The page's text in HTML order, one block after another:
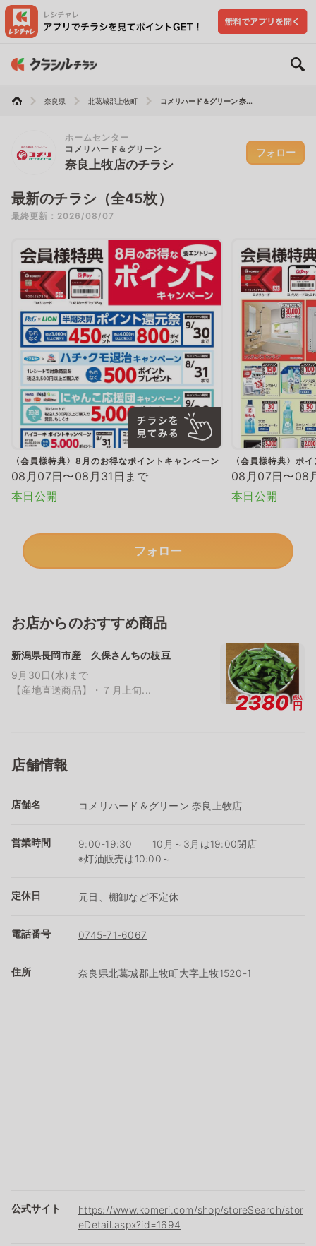
奈良県 北葛城郡上牧町 コメリハード＆グリーン 奈...
ホームセンター
コメリハード＆グリーン
奈良上牧店のチラシ
フォロー
最新のチラシ（全45枚）
最終更新：2026/08/07
〈会員様特典〉8月のお得なポイントキャンペーン
08月07日〜08月31日まで
本日公開
〈会員様特典〉ポ
08月07日〜08
本日公開
フォロー
お店からのおすすめ商品
新潟県長岡市産 久保さんちの枝豆
9月30日(水)まで
【産地直送商品】・７月上旬...
2380 税込
円
店舗情報
店舗名 コメリハード＆グリーン 奈良上牧店
営業時間
9:00-19:30 10月～3月は19:00閉店
※灯油販売は10:00～
定休日 元日、棚卸など不定休
電話番号 0745-71-6067
住所 奈良県北葛城郡上牧町大字上牧1520-1
公式サイト
https://www.komeri.com/shop/storeSearch/stor
eDetail.aspx?id=1694